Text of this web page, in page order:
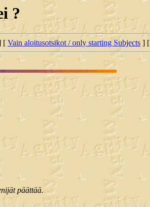
?
[ Vain aloitusotsikot / only starting Subjects ] [
päättää.